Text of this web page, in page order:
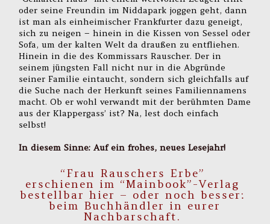
oder seine Freundin im Niddapark joggen geht, dann
ist man als einheimischer Frankfurter dazu geneigt,
sich zu neigen – hinein in die Kissen von Sessel oder
Sofa, um der kalten Welt da draußen zu entfliehen.
Hinein in die des Kommissars Rauscher. Der in
seinem jüngsten Fall nicht nur in die Abgründe
seiner Familie eintaucht, sondern sich gleichfalls auf
die Suche nach der Herkunft seines Familiennamens
macht. Ob er wohl verwandt mit der berühmten Dame
aus der Klappergass’ ist? Na, lest doch einfach
selbst!
In diesem Sinne: Auf ein frohes, neues Lesejahr!
“Frau Rauschers Erbe”
erschienen im “Mainbook”-Verlag
bestellbarhier – oder noch besser:
beim Buchhändler in eurer
Nachbarschaft.